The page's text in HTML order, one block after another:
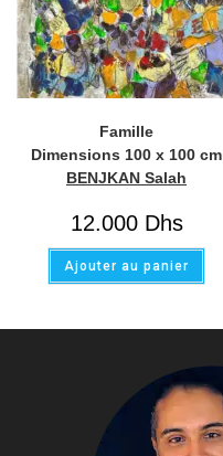
Famille
Dimensions 100 x 100 cm
BENJKAN Salah
12.000Dhs
Ajouter au panier